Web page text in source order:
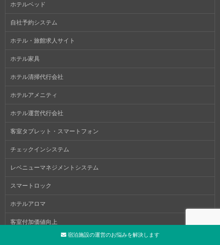
ホテルベッド
自社予約システム
ホテル・旅館求人サイト
ホテル家具
ホテル清掃代行会社
ホテルアメニティ
ホテル運営代行会社
客室タブレット・スマートフォン
チェックインシステム
レベニューマネジメントシステム
スマートロック
ホテルアロマ
客室付加価値向上
宿泊施設の運営のお悩みを解決します